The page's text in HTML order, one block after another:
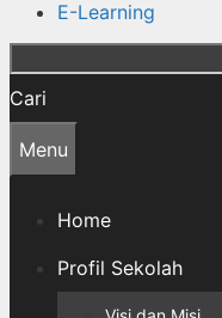
E-Learning
Cari
Menu
Home
Profil Sekolah